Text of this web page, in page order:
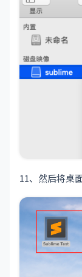
11、然后将桌